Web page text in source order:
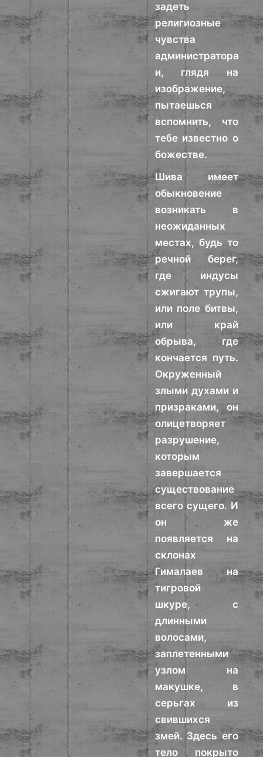
задеть
религиозные
чувства
администратора
и, глядя на
изображение,
пытаешься
вспомнить, что
тебе известно о
божестве.
Шива имеет
обыкновение
возникать в
неожиданных
местах, будь то
речной берег,
где индусы
сжигают трупы,
или поле битвы,
или край
обрыва, где
кончается путь.
Окруженный
злыми духами и
призраками, он
олицетворяет
разрушение,
которым
завершается
существование
всего сущего. И
он же
появляется на
склонах
Гималаев на
тигровой
шкуре, с
длинными
волосами,
заплетенными
узлом на
макушке, в
серьгах из
свившихся
змей. Здесь его
тело покрыто